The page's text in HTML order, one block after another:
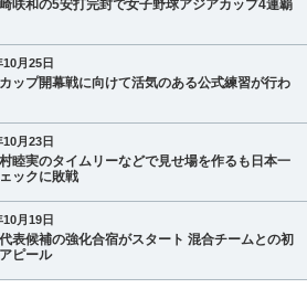
咲和の5安打完封で女子野球アジアカップ4連覇
月25日
ップ開幕戦に向けて活気のある公式練習が行わ
月23日
睦実のタイムリーなどで見せ場を作るも日本一
ックに敗戦
月19日
表候補の強化合宿がスタート 混合チームとの初
ピール